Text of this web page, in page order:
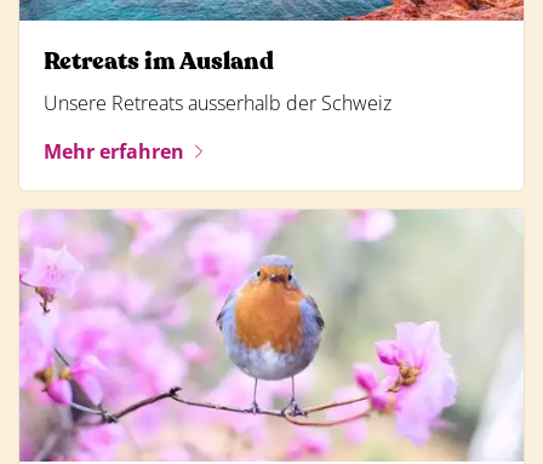
Retreats im Ausland
Unsere Retreats ausserhalb der Schweiz
Mehr erfahren